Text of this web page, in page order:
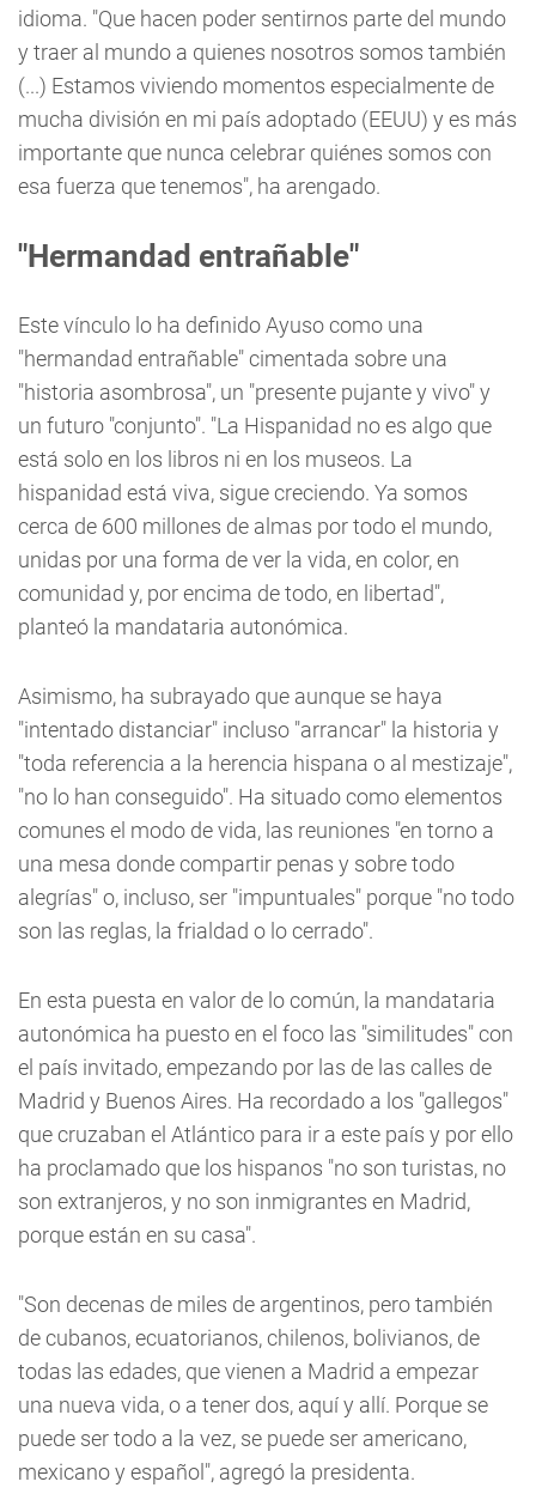
idioma. "Que hacen poder sentirnos parte del mundo
y traer al mundo a quienes nosotros somos también
(...) Estamos viviendo momentos especialmente de
mucha división en mi país adoptado (EEUU) y es más
importante que nunca celebrar quiénes somos con
esa fuerza que tenemos", ha arengado.
"Hermandad entrañable"
Este vínculo lo ha definido Ayuso como una
"hermandad entrañable" cimentada sobre una
"historia asombrosa", un "presente pujante y vivo" y
un futuro "conjunto". "La Hispanidad no es algo que
está solo en los libros ni en los museos. La
hispanidad está viva, sigue creciendo. Ya somos
cerca de 600 millones de almas por todo el mundo,
unidas por una forma de ver la vida, en color, en
comunidad y, por encima de todo, en libertad",
planteó la mandataria autonómica.
Asimismo, ha subrayado que aunque se haya
"intentado distanciar" incluso "arrancar" la historia y
"toda referencia a la herencia hispana o al mestizaje",
"no lo han conseguido". Ha situado como elementos
comunes el modo de vida, las reuniones "en torno a
una mesa donde compartir penas y sobre todo
alegrías" o, incluso, ser "impuntuales" porque "no todo
son las reglas, la frialdad o lo cerrado".
En esta puesta en valor de lo común, la mandataria
autonómica ha puesto en el foco las "similitudes" con
el país invitado, empezando por las de las calles de
Madrid y Buenos Aires. Ha recordado a los "gallegos"
que cruzaban el Atlántico para ir a este país y por ello
ha proclamado que los hispanos "no son turistas, no
son extranjeros, y no son inmigrantes en Madrid,
porque están en su casa".
"Son decenas de miles de argentinos, pero también
de cubanos, ecuatorianos, chilenos, bolivianos, de
todas las edades, que vienen a Madrid a empezar
una nueva vida, o a tener dos, aquí y allí. Porque se
puede ser todo a la vez, se puede ser americano,
mexicano y español", agregó la presidenta.